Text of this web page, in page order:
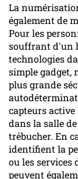
La
également de
Pour les
souffrant d'un
technologies
simple gadget,
plus grande
capteurs
dans la salle
trébucher. En
identifient la
ou les services
peuvent